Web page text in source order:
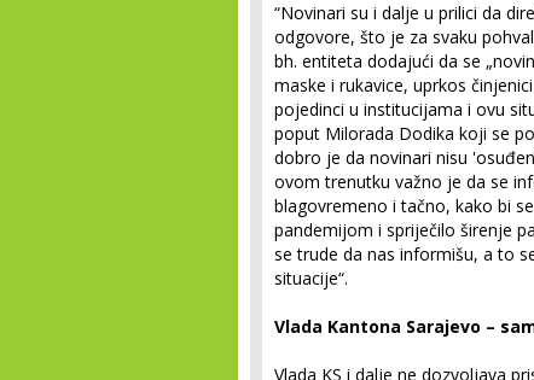
“Novinari su i dalje u prilici da
odgovore, što je za svaku
bh. entiteta dodajući da se
maske i rukavice, uprkos
pojedinci u institucijama i ovu
poput Milorada Dodika koji se
dobro je da novinari nisu
ovom trenutku važno je da se
blagovremeno i tačno, kako bi
pandemijom i spriječilo širenje
se trude da nas informišu, a to
situacije“.
Vlada Kantona Sarajevo –
Vlada KS i dalje ne dozvoljava